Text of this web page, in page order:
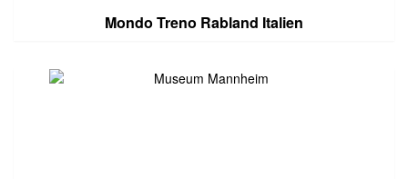
Mondo Treno Rabland Italien